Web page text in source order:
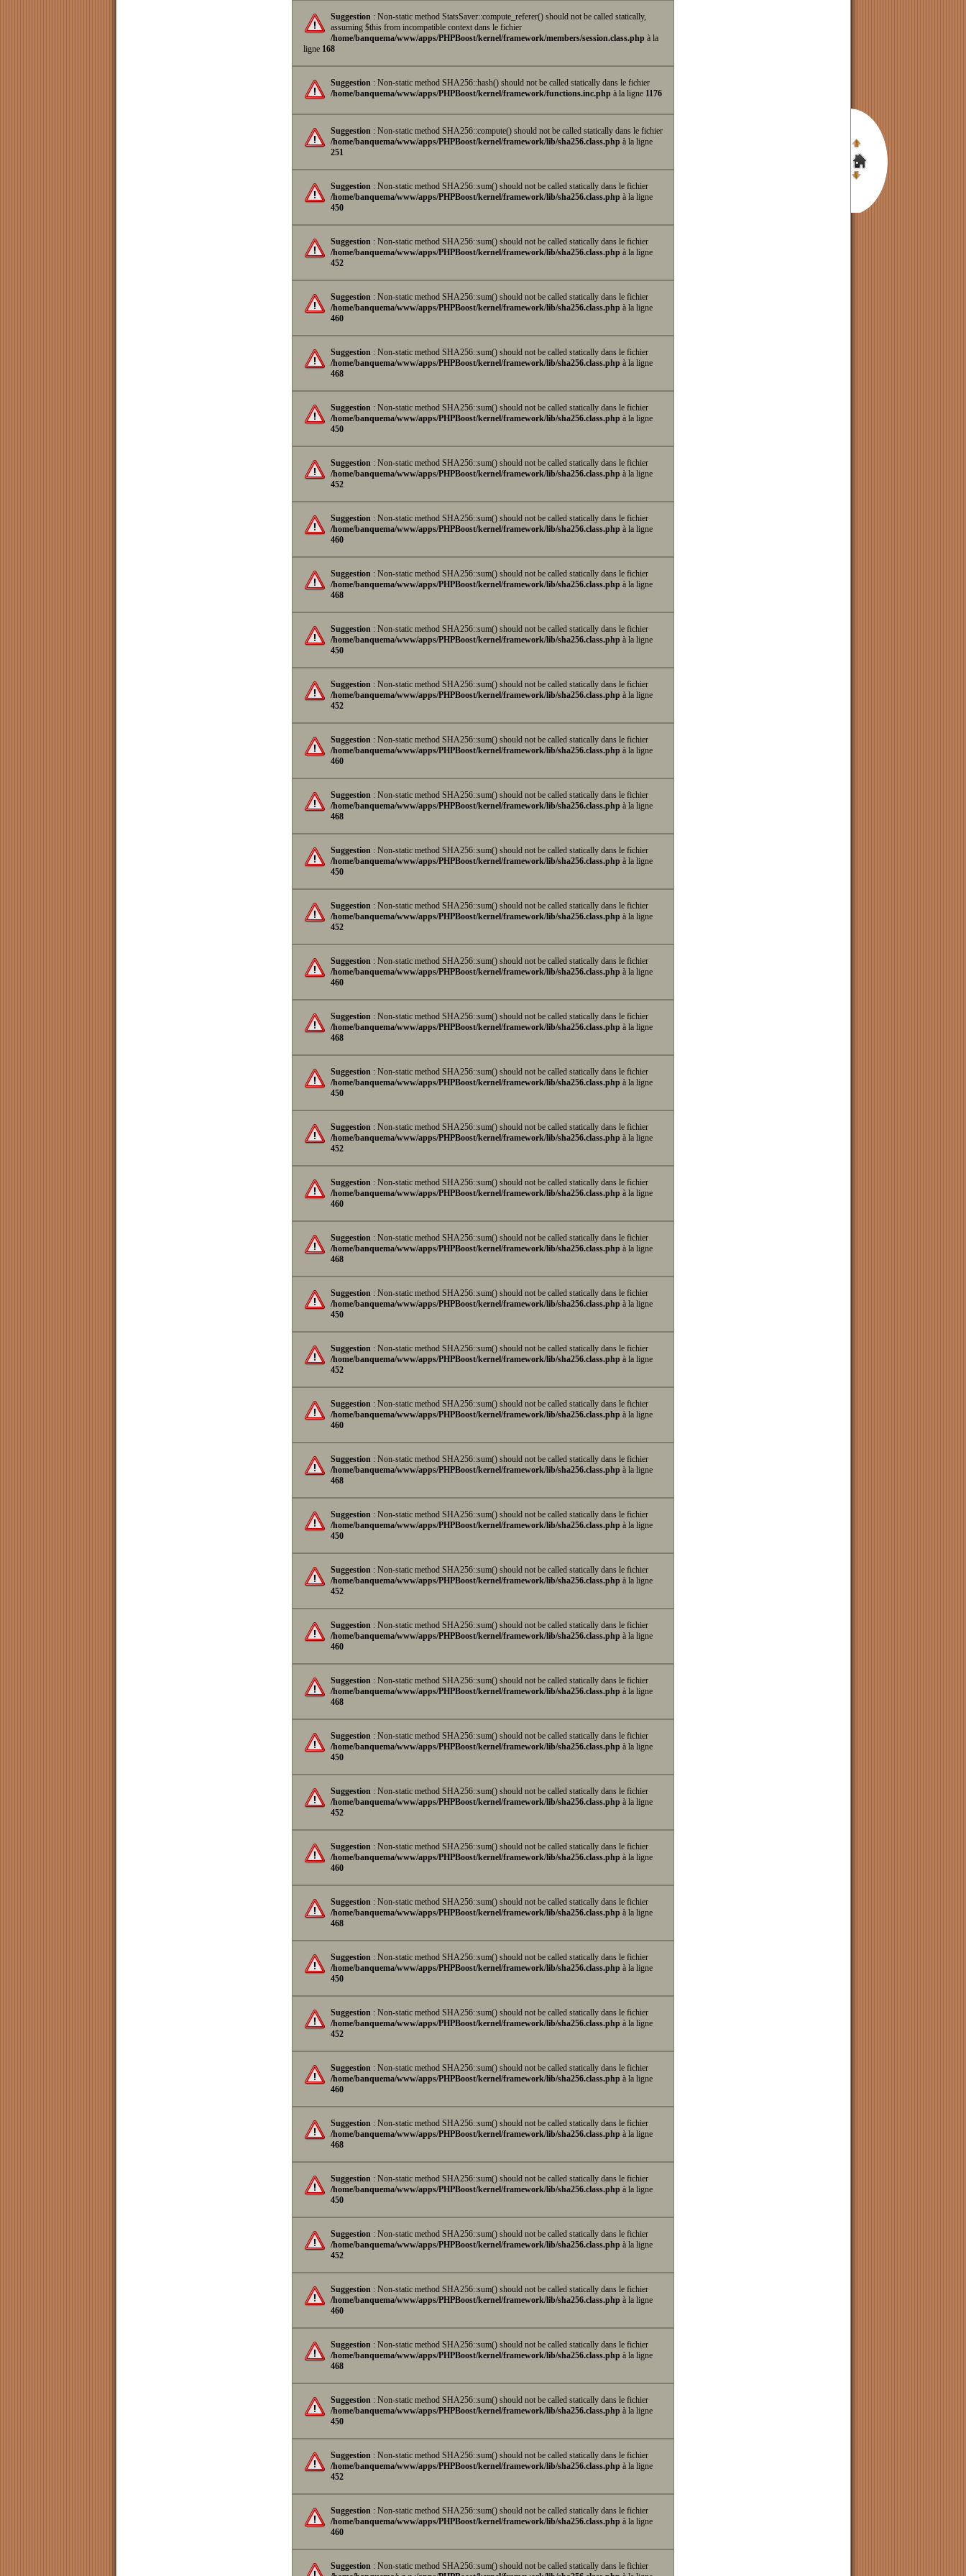
Suggestion : Non-static method StatsSaver::compute_referer() should not be called statically,
assuming $this from incompatible context dans le fichier
/home/banquema/www/apps/PHPBoost/kernel/framework/members/session.class.php à la
ligne 168
Suggestion : Non-static method SHA256::hash() should not be called statically dans le fichier
/home/banquema/www/apps/PHPBoost/kernel/framework/functions.inc.php à la ligne 1176
Suggestion : Non-static method SHA256::compute() should not be called statically dans le fichier
/home/banquema/www/apps/PHPBoost/kernel/framework/lib/sha256.class.php à la ligne
251
Suggestion : Non-static method SHA256::sum() should not be called statically dans le fichier
/home/banquema/www/apps/PHPBoost/kernel/framework/lib/sha256.class.php à la ligne
450
Suggestion : Non-static method SHA256::sum() should not be called statically dans le fichier
/home/banquema/www/apps/PHPBoost/kernel/framework/lib/sha256.class.php à la ligne
452
Suggestion : Non-static method SHA256::sum() should not be called statically dans le fichier
/home/banquema/www/apps/PHPBoost/kernel/framework/lib/sha256.class.php à la ligne
460
Suggestion : Non-static method SHA256::sum() should not be called statically dans le fichier
/home/banquema/www/apps/PHPBoost/kernel/framework/lib/sha256.class.php à la ligne
468
Suggestion : Non-static method SHA256::sum() should not be called statically dans le fichier
/home/banquema/www/apps/PHPBoost/kernel/framework/lib/sha256.class.php à la ligne
450
Suggestion : Non-static method SHA256::sum() should not be called statically dans le fichier
/home/banquema/www/apps/PHPBoost/kernel/framework/lib/sha256.class.php à la ligne
452
Suggestion : Non-static method SHA256::sum() should not be called statically dans le fichier
/home/banquema/www/apps/PHPBoost/kernel/framework/lib/sha256.class.php à la ligne
460
Suggestion : Non-static method SHA256::sum() should not be called statically dans le fichier
/home/banquema/www/apps/PHPBoost/kernel/framework/lib/sha256.class.php à la ligne
468
Suggestion : Non-static method SHA256::sum() should not be called statically dans le fichier
/home/banquema/www/apps/PHPBoost/kernel/framework/lib/sha256.class.php à la ligne
450
Suggestion : Non-static method SHA256::sum() should not be called statically dans le fichier
/home/banquema/www/apps/PHPBoost/kernel/framework/lib/sha256.class.php à la ligne
452
Suggestion : Non-static method SHA256::sum() should not be called statically dans le fichier
/home/banquema/www/apps/PHPBoost/kernel/framework/lib/sha256.class.php à la ligne
460
Suggestion : Non-static method SHA256::sum() should not be called statically dans le fichier
/home/banquema/www/apps/PHPBoost/kernel/framework/lib/sha256.class.php à la ligne
468
Suggestion : Non-static method SHA256::sum() should not be called statically dans le fichier
/home/banquema/www/apps/PHPBoost/kernel/framework/lib/sha256.class.php à la ligne
450
Suggestion : Non-static method SHA256::sum() should not be called statically dans le fichier
/home/banquema/www/apps/PHPBoost/kernel/framework/lib/sha256.class.php à la ligne
452
Suggestion : Non-static method SHA256::sum() should not be called statically dans le fichier
/home/banquema/www/apps/PHPBoost/kernel/framework/lib/sha256.class.php à la ligne
460
Suggestion : Non-static method SHA256::sum() should not be called statically dans le fichier
/home/banquema/www/apps/PHPBoost/kernel/framework/lib/sha256.class.php à la ligne
468
Suggestion : Non-static method SHA256::sum() should not be called statically dans le fichier
/home/banquema/www/apps/PHPBoost/kernel/framework/lib/sha256.class.php à la ligne
450
Suggestion : Non-static method SHA256::sum() should not be called statically dans le fichier
/home/banquema/www/apps/PHPBoost/kernel/framework/lib/sha256.class.php à la ligne
452
Suggestion : Non-static method SHA256::sum() should not be called statically dans le fichier
/home/banquema/www/apps/PHPBoost/kernel/framework/lib/sha256.class.php à la ligne
460
Suggestion : Non-static method SHA256::sum() should not be called statically dans le fichier
/home/banquema/www/apps/PHPBoost/kernel/framework/lib/sha256.class.php à la ligne
468
Suggestion : Non-static method SHA256::sum() should not be called statically dans le fichier
/home/banquema/www/apps/PHPBoost/kernel/framework/lib/sha256.class.php à la ligne
450
Suggestion : Non-static method SHA256::sum() should not be called statically dans le fichier
/home/banquema/www/apps/PHPBoost/kernel/framework/lib/sha256.class.php à la ligne
452
Suggestion : Non-static method SHA256::sum() should not be called statically dans le fichier
/home/banquema/www/apps/PHPBoost/kernel/framework/lib/sha256.class.php à la ligne
460
Suggestion : Non-static method SHA256::sum() should not be called statically dans le fichier
/home/banquema/www/apps/PHPBoost/kernel/framework/lib/sha256.class.php à la ligne
468
Suggestion : Non-static method SHA256::sum() should not be called statically dans le fichier
/home/banquema/www/apps/PHPBoost/kernel/framework/lib/sha256.class.php à la ligne
450
Suggestion : Non-static method SHA256::sum() should not be called statically dans le fichier
/home/banquema/www/apps/PHPBoost/kernel/framework/lib/sha256.class.php à la ligne
452
Suggestion : Non-static method SHA256::sum() should not be called statically dans le fichier
/home/banquema/www/apps/PHPBoost/kernel/framework/lib/sha256.class.php à la ligne
460
Suggestion : Non-static method SHA256::sum() should not be called statically dans le fichier
/home/banquema/www/apps/PHPBoost/kernel/framework/lib/sha256.class.php à la ligne
468
Suggestion : Non-static method SHA256::sum() should not be called statically dans le fichier
/home/banquema/www/apps/PHPBoost/kernel/framework/lib/sha256.class.php à la ligne
450
Suggestion : Non-static method SHA256::sum() should not be called statically dans le fichier
/home/banquema/www/apps/PHPBoost/kernel/framework/lib/sha256.class.php à la ligne
452
Suggestion : Non-static method SHA256::sum() should not be called statically dans le fichier
/home/banquema/www/apps/PHPBoost/kernel/framework/lib/sha256.class.php à la ligne
460
Suggestion : Non-static method SHA256::sum() should not be called statically dans le fichier
/home/banquema/www/apps/PHPBoost/kernel/framework/lib/sha256.class.php à la ligne
468
Suggestion : Non-static method SHA256::sum() should not be called statically dans le fichier
/home/banquema/www/apps/PHPBoost/kernel/framework/lib/sha256.class.php à la ligne
450
Suggestion : Non-static method SHA256::sum() should not be called statically dans le fichier
/home/banquema/www/apps/PHPBoost/kernel/framework/lib/sha256.class.php à la ligne
452
Suggestion : Non-static method SHA256::sum() should not be called statically dans le fichier
/home/banquema/www/apps/PHPBoost/kernel/framework/lib/sha256.class.php à la ligne
460
Suggestion : Non-static method SHA256::sum() should not be called statically dans le fichier
/home/banquema/www/apps/PHPBoost/kernel/framework/lib/sha256.class.php à la ligne
468
Suggestion : Non-static method SHA256::sum() should not be called statically dans le fichier
/home/banquema/www/apps/PHPBoost/kernel/framework/lib/sha256.class.php à la ligne
450
Suggestion : Non-static method SHA256::sum() should not be called statically dans le fichier
/home/banquema/www/apps/PHPBoost/kernel/framework/lib/sha256.class.php à la ligne
452
Suggestion : Non-static method SHA256::sum() should not be called statically dans le fichier
/home/banquema/www/apps/PHPBoost/kernel/framework/lib/sha256.class.php à la ligne
460
Suggestion : Non-static method SHA256::sum() should not be called statically dans le fichier
/home/banquema/www/apps/PHPBoost/kernel/framework/lib/sha256.class.php à la ligne
468
Suggestion : Non-static method SHA256::sum() should not be called statically dans le fichier
/home/banquema/www/apps/PHPBoost/kernel/framework/lib/sha256.class.php à la ligne
450
Suggestion : Non-static method SHA256::sum() should not be called statically dans le fichier
/home/banquema/www/apps/PHPBoost/kernel/framework/lib/sha256.class.php à la ligne
452
Suggestion : Non-static method SHA256::sum() should not be called statically dans le fichier
/home/banquema/www/apps/PHPBoost/kernel/framework/lib/sha256.class.php à la ligne
460
Suggestion : Non-static method SHA256::sum() should not be called statically dans le fichier